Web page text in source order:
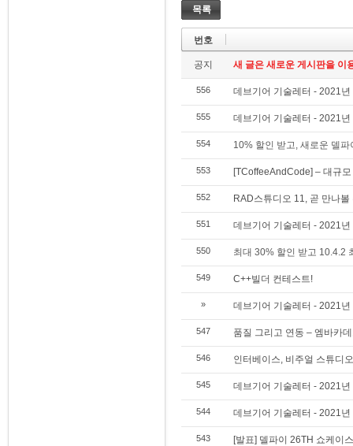
목록
번호
공지 새 글은 새로운 게시판을 이
556 데브기어 기술레터 - 2021년
555 데브기어 기술레터 - 2021년
554 10% 할인 받고, 새로운 델
553 [TCoffeeAndCode] – 대규
552 RAD스튜디오 11, 곧 만나
551 데브기어 기술레터 - 2021년
550 최대 30% 할인 받고 10.4.2
549 C++빌더 컨테스트!
» 데브기어 기술레터 - 2021년
547 품질 그리고 연동 – 엠바카
546 인터베이스, 비주얼 스튜디
545 데브기어 기술레터 - 2021년
544 데브기어 기술레터 - 2021년
543 [발표] 델파이 26TH 쇼케이